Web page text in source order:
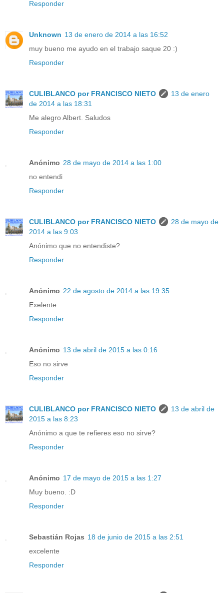
Responder
Unknown 13 de enero de 2014 a las 16:52
muy bueno me ayudo en el trabajo saque 20 :)
Responder
CULIBLANCO por FRANCISCO NIETO
13 de enero
de 2014 a las 18:31
Me alegro Albert. Saludos
Responder
Anónimo 28 de mayo de 2014 a las 1:00
no entendi
Responder
CULIBLANCO por FRANCISCO NIETO
28 de mayo de
2014 a las 9:03
Anónimo que no entendiste?
Responder
Anónimo 22 de agosto de 2014 a las 19:35
Exelente
Responder
Anónimo 13 de abril de 2015 a las 0:16
Eso no sirve
Responder
CULIBLANCO por FRANCISCO NIETO
13 de abril de
2015 a las 8:23
Anónimo a que te refieres eso no sirve?
Responder
Anónimo 17 de mayo de 2015 a las 1:27
Muy bueno. :D
Responder
Sebastián Rojas 18 de junio de 2015 a las 2:51
excelente
Responder